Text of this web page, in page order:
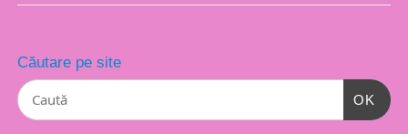
Căutare pe site
OK